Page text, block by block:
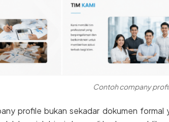
Contoh company
profile bukan sekadar dokumen